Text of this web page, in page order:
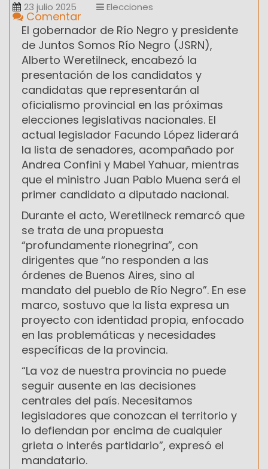
23 julio 2025 Elecciones
Comentar
El gobernador de Río Negro y presidente
de Juntos Somos Río Negro (JSRN),
Alberto Weretilneck, encabezó la
presentación de los candidatos y
candidatas que representarán al
oficialismo provincial en las próximas
elecciones legislativas nacionales. El
actual legislador Facundo López liderará
la lista de senadores, acompañado por
Andrea Confini y Mabel Yahuar, mientras
que el ministro Juan Pablo Muena será el
primer candidato a diputado nacional.
Durante el acto, Weretilneck remarcó que
se trata de una propuesta
“profundamente rionegrina”, con
dirigentes que “no responden a las
órdenes de Buenos Aires, sino al
mandato del pueblo de Río Negro”. En ese
marco, sostuvo que la lista expresa un
proyecto con identidad propia, enfocado
en las problemáticas y necesidades
específicas de la provincia.
“La voz de nuestra provincia no puede
seguir ausente en las decisiones
centrales del país. Necesitamos
legisladores que conozcan el territorio y
lo defiendan por encima de cualquier
grieta o interés partidario”, expresó el
mandatario.